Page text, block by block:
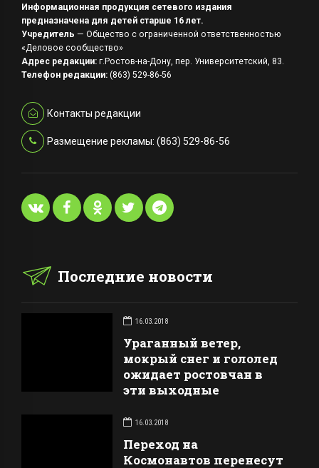
Информационная продукция сетевого издания
предназначена для детей старше 16 лет.
Учредитель — Общество с ограниченной ответственностью
«Деловое сообщество»
Адрес редакции: г.Ростов-на-Дону, пер. Университетский, 83.
Телефон редакции: (863) 529-86-56
Контакты редакции
Размещение рекламы: (863) 529-86-56
Последние новости
16.03.2018
Ураганный ветер,
мокрый снег и гололед
ожидает ростовчан в
эти выходные
16.03.2018
Переход на
Космонавтов перенесут